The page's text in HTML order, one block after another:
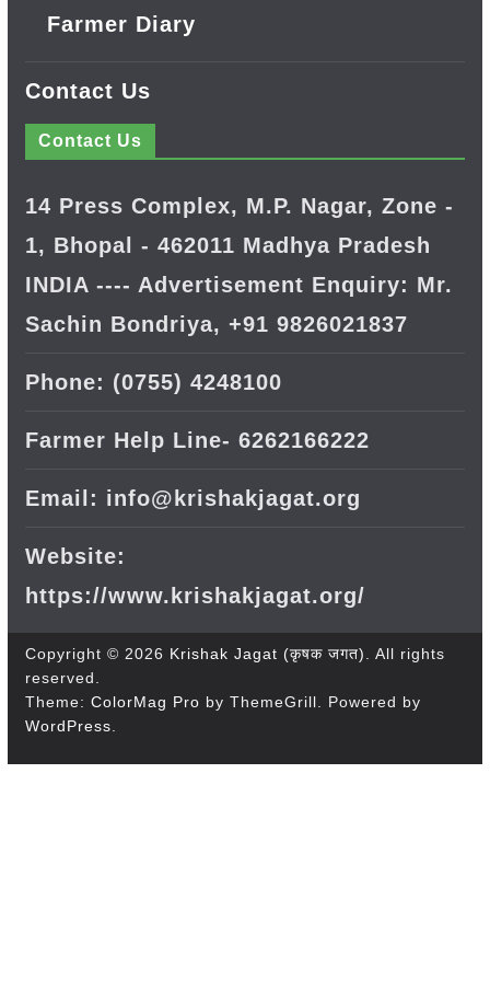
Farmer Diary
Contact Us
Contact Us
14 Press Complex, M.P. Nagar, Zone -
1, Bhopal - 462011 Madhya Pradesh
INDIA ---- Advertisement Enquiry: Mr.
Sachin Bondriya, +91 9826021837
Phone: (0755) 4248100
Farmer Help Line- 6262166222
Email: info@krishakjagat.org
Website:
https://www.krishakjagat.org/
Copyright © 2026 Krishak Jagat (कृषक जगत). All rights
reserved.
Theme: ColorMag Pro by ThemeGrill. Powered by
WordPress.